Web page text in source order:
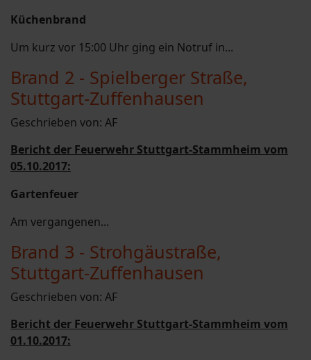
Küchenbrand
Um kurz vor 15:00 Uhr ging ein Notruf in...
Brand 2 - Spielberger Straße,
Stuttgart-Zuffenhausen
Geschrieben von: AF
Bericht der Feuerwehr Stuttgart-Stammheim vom
05.10.2017:
Gartenfeuer
Am vergangenen...
Brand 3 - Strohgäustraße,
Stuttgart-Zuffenhausen
Geschrieben von: AF
Bericht der Feuerwehr Stuttgart-Stammheim vom
01.10.2017: